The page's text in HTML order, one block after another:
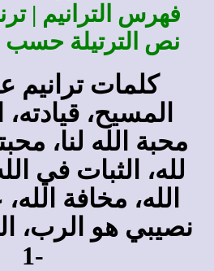
فهرس الترانيم |
نص الترتيلة
كلمات
المسيح، قيادته،
محبة الله لنا،
لله، الثبات في
الله، مخافة
نصيبي هو الرب،
-1